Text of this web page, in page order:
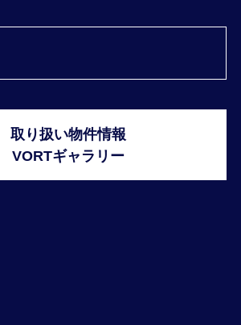
取り扱い物件情報
VORTギャラリー